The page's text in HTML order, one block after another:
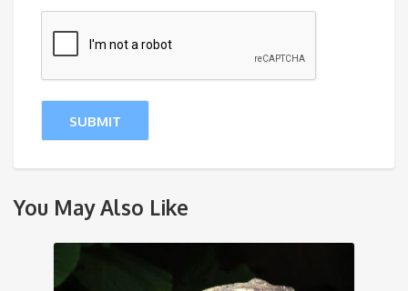
You May Also Like